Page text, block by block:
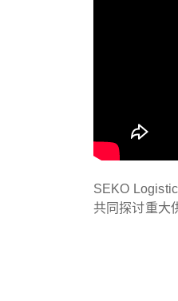
SEKO
共同探讨重大